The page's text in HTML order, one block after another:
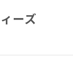
ーズ